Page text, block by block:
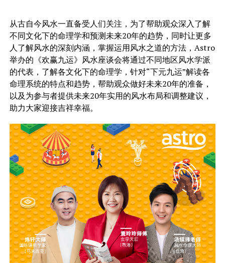
从古自今风水一直备受人们关注，为了帮助观众深入了解
不同文化下的命理学和预测未来20年的趋势，同时让更多
人了解风水的深刻内涵，掌握运用风水之道的方法，Astro
举办的《欢赢九运》风水座谈会将通过不同地区风水学派
的代表，了解各文化下的命理学，针对“下元九运”解读各
命理系统的特点和趋势，帮助观众做好未来20年的准备，
以及为参与者提供未来20年实用的风水布局和调整建议，
助力大家迎接吉祥幸福。